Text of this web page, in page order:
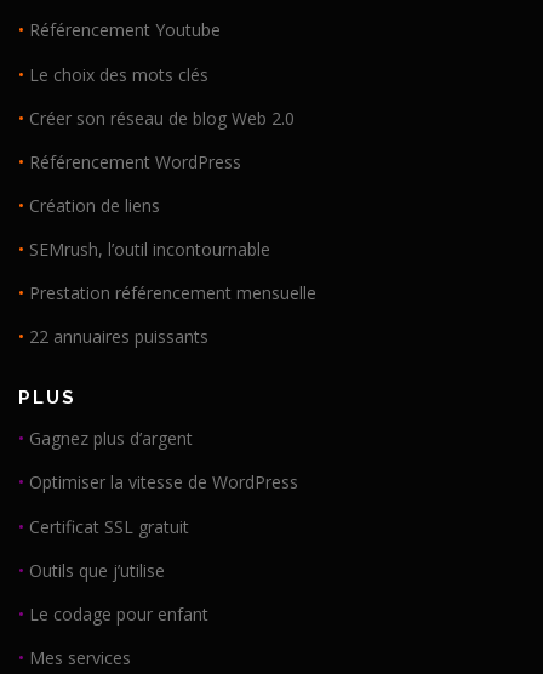
• Référencement Youtube
• Le choix des mots clés
• Créer son réseau de blog Web 2.0
• Référencement WordPress
• Création de liens
• SEMrush, l’outil incontournable
• Prestation référencement mensuelle
• 22 annuaires puissants
PLUS
• Gagnez plus d’argent
• Optimiser la vitesse de WordPress
• Certificat SSL gratuit
• Outils que j’utilise
• Le codage pour enfant
• Mes services